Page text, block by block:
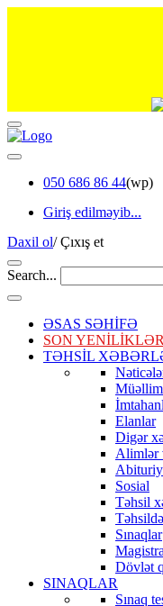
050 686 86 44(wp)
Giriş edilməyib...
Daxil ol/Çıxış et
Search...
ƏSAS SƏHİFƏ
SON YENİLİKLƏR
TƏHSİL
Elanlar
Digər
Alimlər
Sosial
Təhsil
Sınaqlar
Dövlət
SINAQLAR
Sınaq